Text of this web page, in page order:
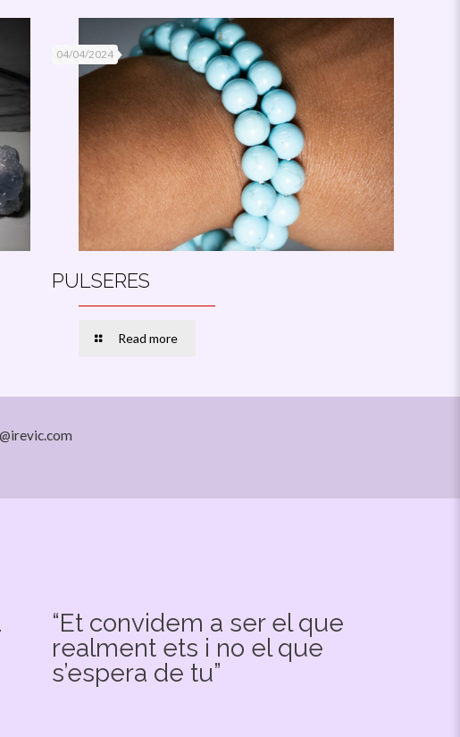
04/04/2024
PULSERES
Read more
“Et convidem a ser el que
realment ets i no el que
s’espera de tu”